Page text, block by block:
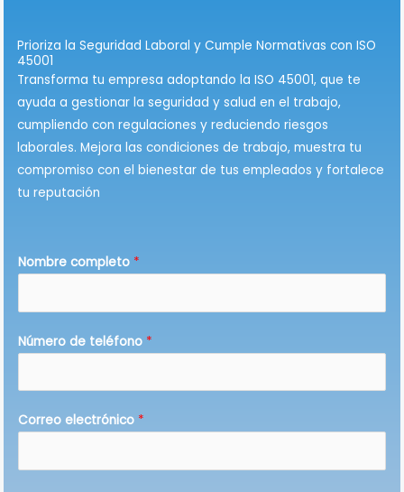
Prioriza la Seguridad Laboral y Cumple Normativas con ISO
45001
Transforma tu empresa adoptando la ISO 45001, que te
ayuda a gestionar la seguridad y salud en el trabajo,
cumpliendo con regulaciones y reduciendo riesgos
laborales. Mejora las condiciones de trabajo, muestra tu
compromiso con el bienestar de tus empleados y fortalece
tu reputación
e
l
t
ó
n
i
Nombre completo *
Número de teléfono *
Correo electrónico *